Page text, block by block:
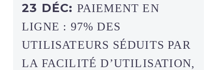
23 DÉC: PAIEMENT EN
LIGNE : 97% DES
UTILISATEURS SÉDUITS PAR
LA FACILITÉ D’UTILISATION,